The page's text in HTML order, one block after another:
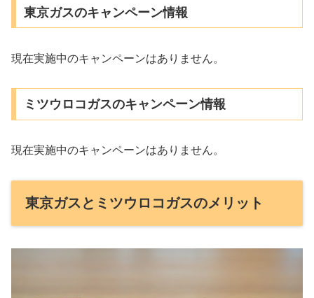
東京ガスのキャンペーン情報
現在実施中のキャンペーンはありません。
ミツウロコガスのキャンペーン情報
現在実施中のキャンペーンはありません。
東京ガスとミツウロコガスのメリット